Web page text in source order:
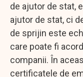
de ajutor de stat,
ajutor de stat, ci
de sprijin este
care poate fi
companii. În
certificatele de